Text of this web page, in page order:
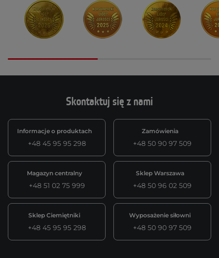
Skontaktuj się z nami
Informacje o produktach
+48 45 95 95 298
Zamówienia
+48 50 90 97 509
Magazyn centralny
+48 51 02 75 999
Sklep Warszawa
+48 50 96 02 509
Sklep Ciemiętniki
+48 45 95 95 298
Wyposażenie siłowni
+48 50 90 97 509